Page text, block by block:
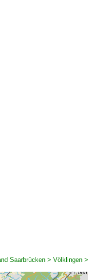
Saarbrücken > Völklingen >